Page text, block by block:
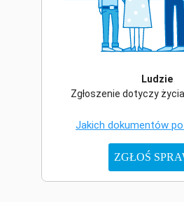
Ludzie
Zgłoszenie dotyczy
Jakich dokumentów
ZGŁOŚ